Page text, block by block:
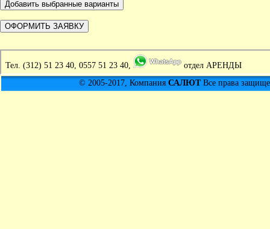
Тел. (312) 51 23 40, 0557 51 23 40,
отдел АРЕНДЫ
© 2005-2017, Компания САЛЮТВсе права